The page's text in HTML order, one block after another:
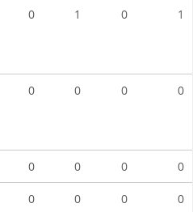
0 1 0 1
0 0 0 0
0 0 0 0
0 0 0 0